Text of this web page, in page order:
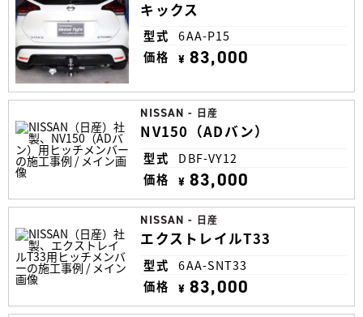
キックス
型式
6AA-P15
価格
¥ 83,000
NISSAN - 日産
NV150（ADバン）
型式
DBF-VY12
価格
¥ 83,000
NISSAN - 日産
エクストレイルT33
型式
6AA-SNT33
価格
¥ 83,000